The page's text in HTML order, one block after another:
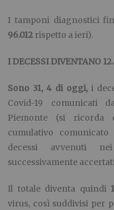
I tamponi diagnostici
96.012 rispetto a ieri).
I DECESSI DIVENTANO 12.
Sono 31,4 di oggi,i
Covid-19 comunicati
Piemonte (si ricorda
cumulativo
decessi avvenuti
successivamente
Il totale diventa quindi
virus, così suddivisi per